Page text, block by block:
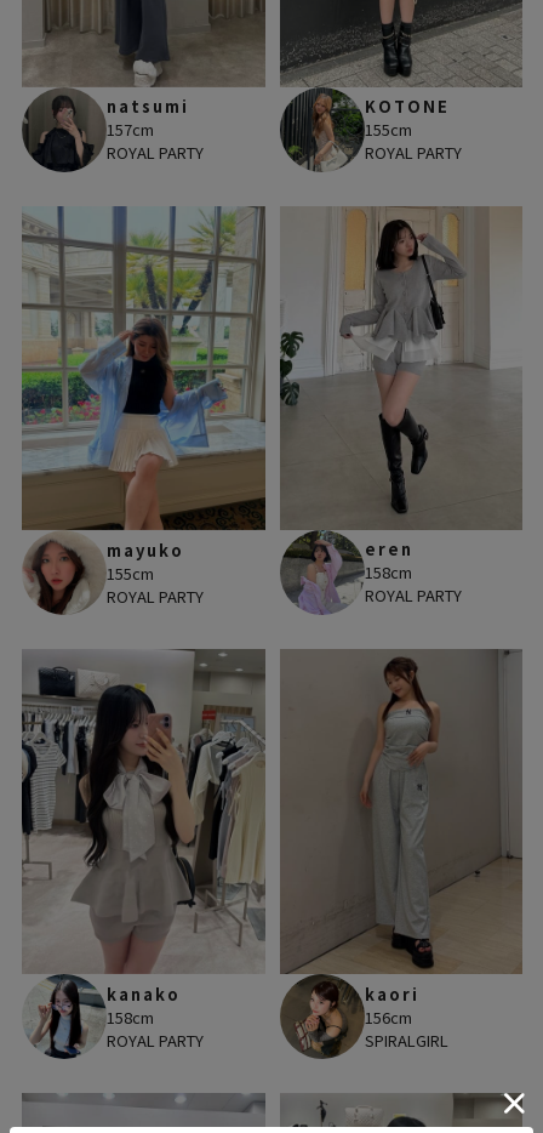
natsumi
157cm
ROYAL PARTY
KOTONE
155cm
ROYAL PARTY
mayuko
155cm
ROYAL PARTY
eren
158cm
ROYAL PARTY
kanako
158cm
ROYAL PARTY
kaori
156cm
SPIRALGIRL